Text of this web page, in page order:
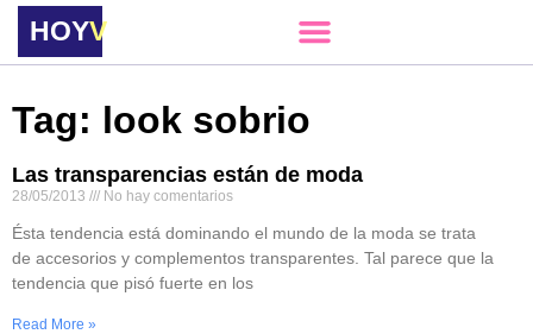
HOYVERE
Tag: look sobrio
Las transparencias están de moda
28/05/2013 No hay comentarios
Ésta tendencia está dominando el mundo de la moda se trata
de accesorios y complementos transparentes. Tal parece que la
tendencia que pisó fuerte en los
Read More »